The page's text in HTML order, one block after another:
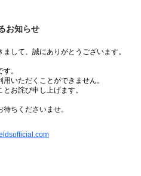
お知らせ
して、誠にありがとうございます。
。
いただくことができません。
お詫び申し上げます。
ちくださいませ。